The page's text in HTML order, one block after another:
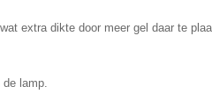
extra dikte door meer gel daar te
lamp.